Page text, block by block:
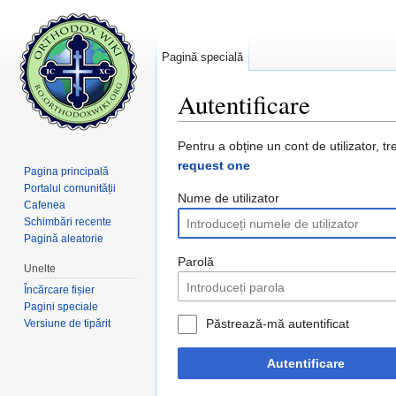
Autentificare
Pentru a obține un cont de utilizator,
request one
Nume de utilizator
Parolă
Păstrează-mă autentificat
Autentificare
Pagină specială
Pagina principală
Portalul comunității
Cafenea
Schimbări recente
Pagină aleatorie
Unelte
Încărcare fișier
Pagini speciale
Versiune de tipărit